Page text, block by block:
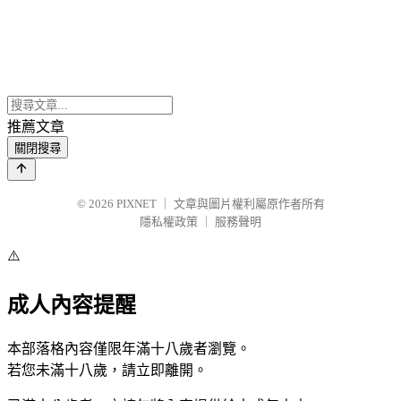
推薦文章
關閉搜尋
© 2026 PIXNET
文章與圖片權利屬原作者所有
隱私權政策
服務聲明
⚠️
成人內容提醒
本部落格內容僅限年滿十八歲者瀏覽。
若您未滿十八歲，請立即離開。